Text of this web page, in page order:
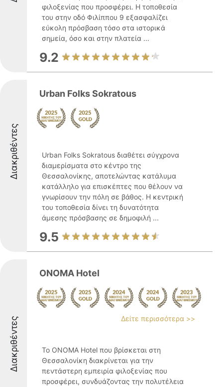
φιλοξενίας που προσφέρει. Η τοποθεσία
του στην οδό Φιλίππου 9 εξασφαλίζει
εύκολη πρόσβαση τόσο στα ιστορικά
σημεία, όσο και στην πλατεία ...
9.2
Διακριθέντες
Urban Folks Sokratous
Urban Folks Sokratous διαθέτει σύγχρονα
διαμερίσματα στο κέντρο της
Θεσσαλονίκης, αποτελώντας κατάλυμα
κατάλληλο για επισκέπτες που θέλουν να
γνωρίσουν την πόλη σε βάθος. Η κεντρική
του τοποθεσία δίνει τη δυνατότητα
άμεσης πρόσβασης σε δημοφιλή ...
9.5
Διακριθέντες
ONOMA Hotel
Δείτε περισσότερα >>
Το ONOMA Hotel που βρίσκεται στη
Θεσσαλονίκη διακρίνεται για την
πεντάστερη εμπειρία φιλοξενίας που
προσφέρει, συνδυάζοντας την πολυτέλεια